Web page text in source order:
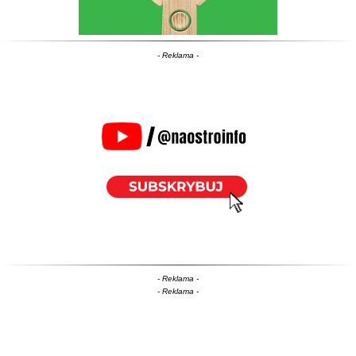
- Reklama -
- Reklama -
- Reklama -